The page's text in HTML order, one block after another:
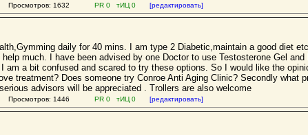
Просмотров: 1632 PR 0 тИЦ 0 [редактировать]
daily for 40 mins. I am type 2 Diabetic,maintain a good diet
much. I have been advised by one Doctor to use Testosterone Gel
am a bit confused and scared to try these options. So I would like the
treatment? Does someone try Conroe Anti Aging Clinic? Secondly what
advisors will be appreciated . Trollers are also welcome
Просмотров: 1446 PR 0 тИЦ 0 [редактировать]